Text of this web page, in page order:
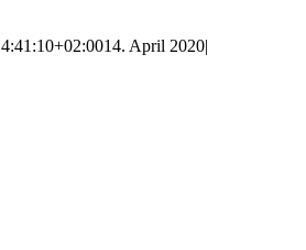
14. April 2020|